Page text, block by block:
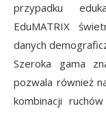
przypadku
EduMATRIX
danych
Szeroka gama
pozwala również
kombinacji